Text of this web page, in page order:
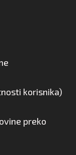
korisnika)
preko